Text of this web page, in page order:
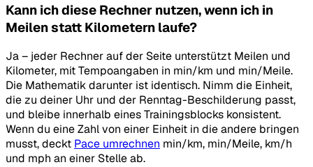
Kann ich diese Rechner nutzen, wenn ich in
Meilen statt Kilometern laufe?
Ja – jeder Rechner auf der Seite unterstützt Meilen und
Kilometer, mit Tempoangaben in min/km und min/Meile.
Die Mathematik darunter ist identisch. Nimm die Einheit,
die zu deiner Uhr und der Renntag-Beschilderung passt,
und bleibe innerhalb eines Trainingsblocks konsistent.
Wenn du eine Zahl von einer Einheit in die andere bringen
musst, deckt Pace umrechnen min/km, min/Meile, km/h
und mph an einer Stelle ab.